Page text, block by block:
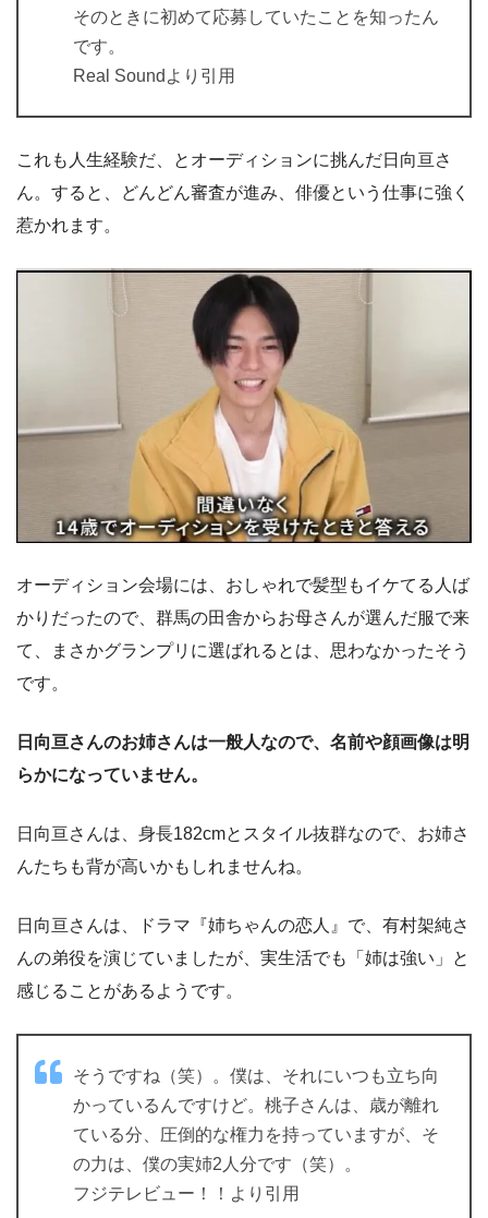
そのときに初めて応募していたことを知ったん
です。
Real Soundより引用
これも人生経験だ、とオーディションに挑んだ日向亘さ
ん。すると、どんどん審査が進み、俳優という仕事に強く
惹かれます。
オーディション会場には、おしゃれで髪型もイケてる人ば
かりだったので、群馬の田舎からお母さんが選んだ服で来
て、まさかグランプリに選ばれるとは、思わなかったそう
です。
日向亘さんのお姉さんは一般人なので、名前や顔画像は明
らかになっていません。
日向亘さんは、身長182cmとスタイル抜群なので、お姉さ
んたちも背が高いかもしれませんね。
日向亘さんは、ドラマ『姉ちゃんの恋人』で、有村架純さ
んの弟役を演じていましたが、実生活でも「姉は強い」と
感じることがあるようです。
そうですね（笑）。僕は、それにいつも立ち向
かっているんですけど。桃子さんは、歳が離れ
ている分、圧倒的な権力を持っていますが、そ
の力は、僕の実姉2人分です（笑）。
フジテレビュー！！より引用